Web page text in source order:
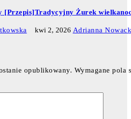
[Przepis]Tradycyjny Żurek
kwi 2, 2026 Adrianna
opublikowany. Wymagane pola